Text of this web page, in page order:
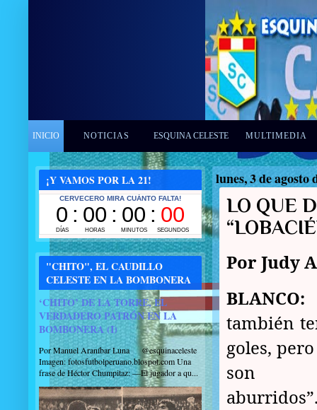
INICIO NOTICIAS ESQUINA CELESTE MULTIMEDIA
lunes, 3 de agosto
LO QUE
Por Judy
BLANCO:
también
goles,
son
¡Y VAMOS POR LA 21!
"CHITO", EL CAUDILLO
CELESTE EN LA BOMBONERA
‘CHITO’ DE LA TORRE, EL
VERDADERO PATRÓN EN LA
BOMBONERA (I)
Por Manuel Araníbar Luna @esquinaceleste
Imagen: fotosfutbolperuano.blospot.com Una
frase de Héctor Chumpitaz: —El jugador a qu...